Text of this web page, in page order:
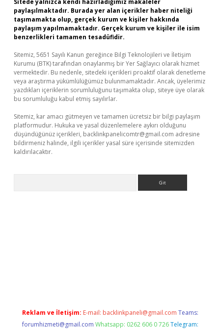
Sitede yalnızca kendi hazırladığımız makaleler
paylaşılmaktadır. Burada yer alan içerikler haber niteliği
taşımamakta olup, gerçek kurum ve kişiler hakkında
paylaşım yapılmamaktadır. Gerçek kurum ve kişiler ile isim
benzerlikleri tamamen tesadüfidir.
Sitemiz, 5651 Sayılı Kanun gereğince Bilgi Teknolojileri ve İletişim
Kurumu (BTK) tarafından onaylanmış bir Yer Sağlayıcı olarak hizmet
vermektedir. Bu nedenle, sitedeki içerikleri proaktif olarak denetleme
veya araştırma yükümlülüğümüz bulunmamaktadır. Ancak, üyelerimiz
yazdıkları içeriklerin sorumluluğunu taşımakta olup, siteye üye olarak
bu sorumluluğu kabul etmiş sayılırlar.
Sitemiz, kar amacı gütmeyen ve tamamen ücretsiz bir bilgi paylaşım
platformudur. Hukuka ve yasal düzenlemelere aykırı olduğunu
düşündüğünüz içerikleri, backlinkpanelicomtr@gmail.com adresine
bildirmeniz halinde, ilgili içerikler yasal süre içerisinde sitemizden
kaldırılacaktır.
Reklam ve İletişim: E-mail: backlinkpaneli@gmail.com Teams:
forumhizmeti@gmail.com Whatsapp: 0262 606 0 726 Telegram: